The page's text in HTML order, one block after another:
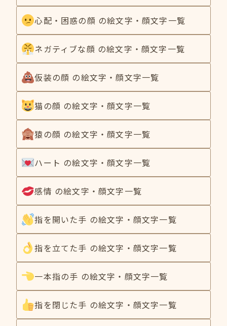
心配・困惑の顔 の絵文字・顔文字一覧
ネガティブな顔 の絵文字・顔文字一覧
仮装の顔 の絵文字・顔文字一覧
猫の顔 の絵文字・顔文字一覧
猿の顔 の絵文字・顔文字一覧
ハート の絵文字・顔文字一覧
感情 の絵文字・顔文字一覧
指を開いた手 の絵文字・顔文字一覧
指を立てた手 の絵文字・顔文字一覧
一本指の手 の絵文字・顔文字一覧
指を閉じた手 の絵文字・顔文字一覧